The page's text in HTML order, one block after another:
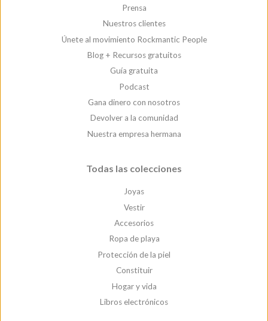
Prensa
Nuestros clientes
Únete al movimiento Rockmantic People
Blog + Recursos gratuitos
Guía gratuita
Podcast
Gana dinero con nosotros
Devolver a la comunidad
Nuestra empresa hermana
Todas las colecciones
Joyas
Vestir
Accesorios
Ropa de playa
Protección de la piel
Constituir
Hogar y vida
Libros electrónicos